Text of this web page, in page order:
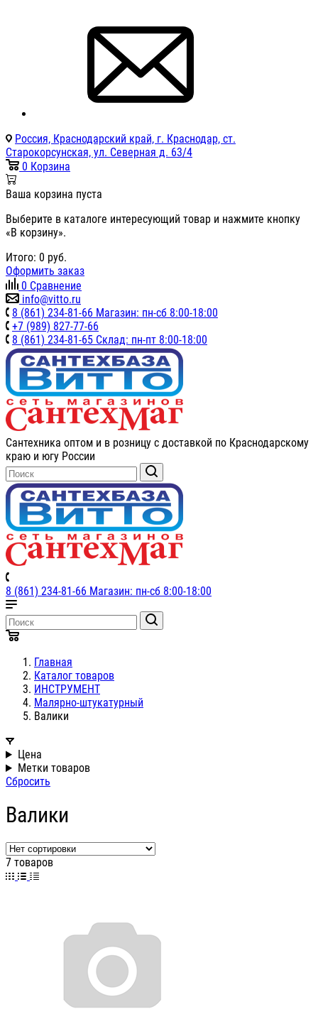
Россия, Краснодарский край, г. Краснодар, ст.
Старокорсунская, ул. Северная д. 63/4
0 Корзина
Ваша корзина пуста
Выберите в каталоге интересующий товар и нажмите кнопку
«В корзину».
Итого: 0 руб.
Оформить заказ
0 Сравнение
info@vitto.ru
8 (861) 234-81-66 Магазин: пн-сб 8:00-18:00
+7 (989) 827-77-66
8 (861) 234-81-65 Склад: пн-пт 8:00-18:00
Сантехника оптом и в розницу с доставкой по Краснодарскому
краю и югу России
8 (861) 234-81-66 Магазин: пн-сб 8:00-18:00
Главная
Каталог товаров
ИНСТРУМЕНТ
Малярно-штукатурный
Валики
Цена
Метки товаров
Сбросить
Валики
7 товаров